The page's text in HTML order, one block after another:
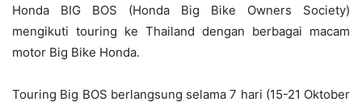
Honda BIG BOS (Honda Big Bike Owners Society)
mengikuti touring ke Thailand dengan berbagai macam
motor Big Bike Honda.
Touring Big BOS berlangsung selama 7 hari (15-21 Oktober